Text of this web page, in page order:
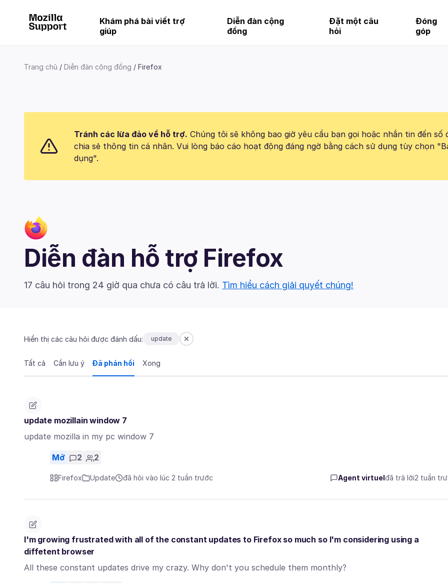
Khám phá bài viết trợ
giúp
Diễn đàn cộng
đồng
Đặt một câu
hỏi
Đóng
góp
Trang chủ Diễn đàn cộng đồng Firefox
Tránh các lừa đảo về hỗ trợ. Chúng tôi sẽ không bao giờ yêu cầu bạn gọi hoặc nhắn tin đến số
chia sẻ thông tin cá nhân. Vui lòng báo cáo hoạt động đáng ngờ bằng cách sử dụng tùy chọn
dụng".
Diễn đàn hỗ trợ Firefox
17 câu hỏi trong 24 giờ qua chưa có câu trả lời. Tìm hiểu cách giải quyết chúng!
Hiển thị các câu hỏi được đánh dấu: update
Tất cả Cần lưu ý Đã phản hồi Xong
update mozillain window 7
update mozilla in my pc window 7
Mở 2 2
Firefox Update đã hỏi vào lúc 2 tuần trước Agent virtuelđã trả lời2 tuần
I'm growing frustrated with all of the constant updates to Firefox so much so I'm considering using a
diffetent browser
All these constant updates drive my crazy. Why don't you schedule them monthly?